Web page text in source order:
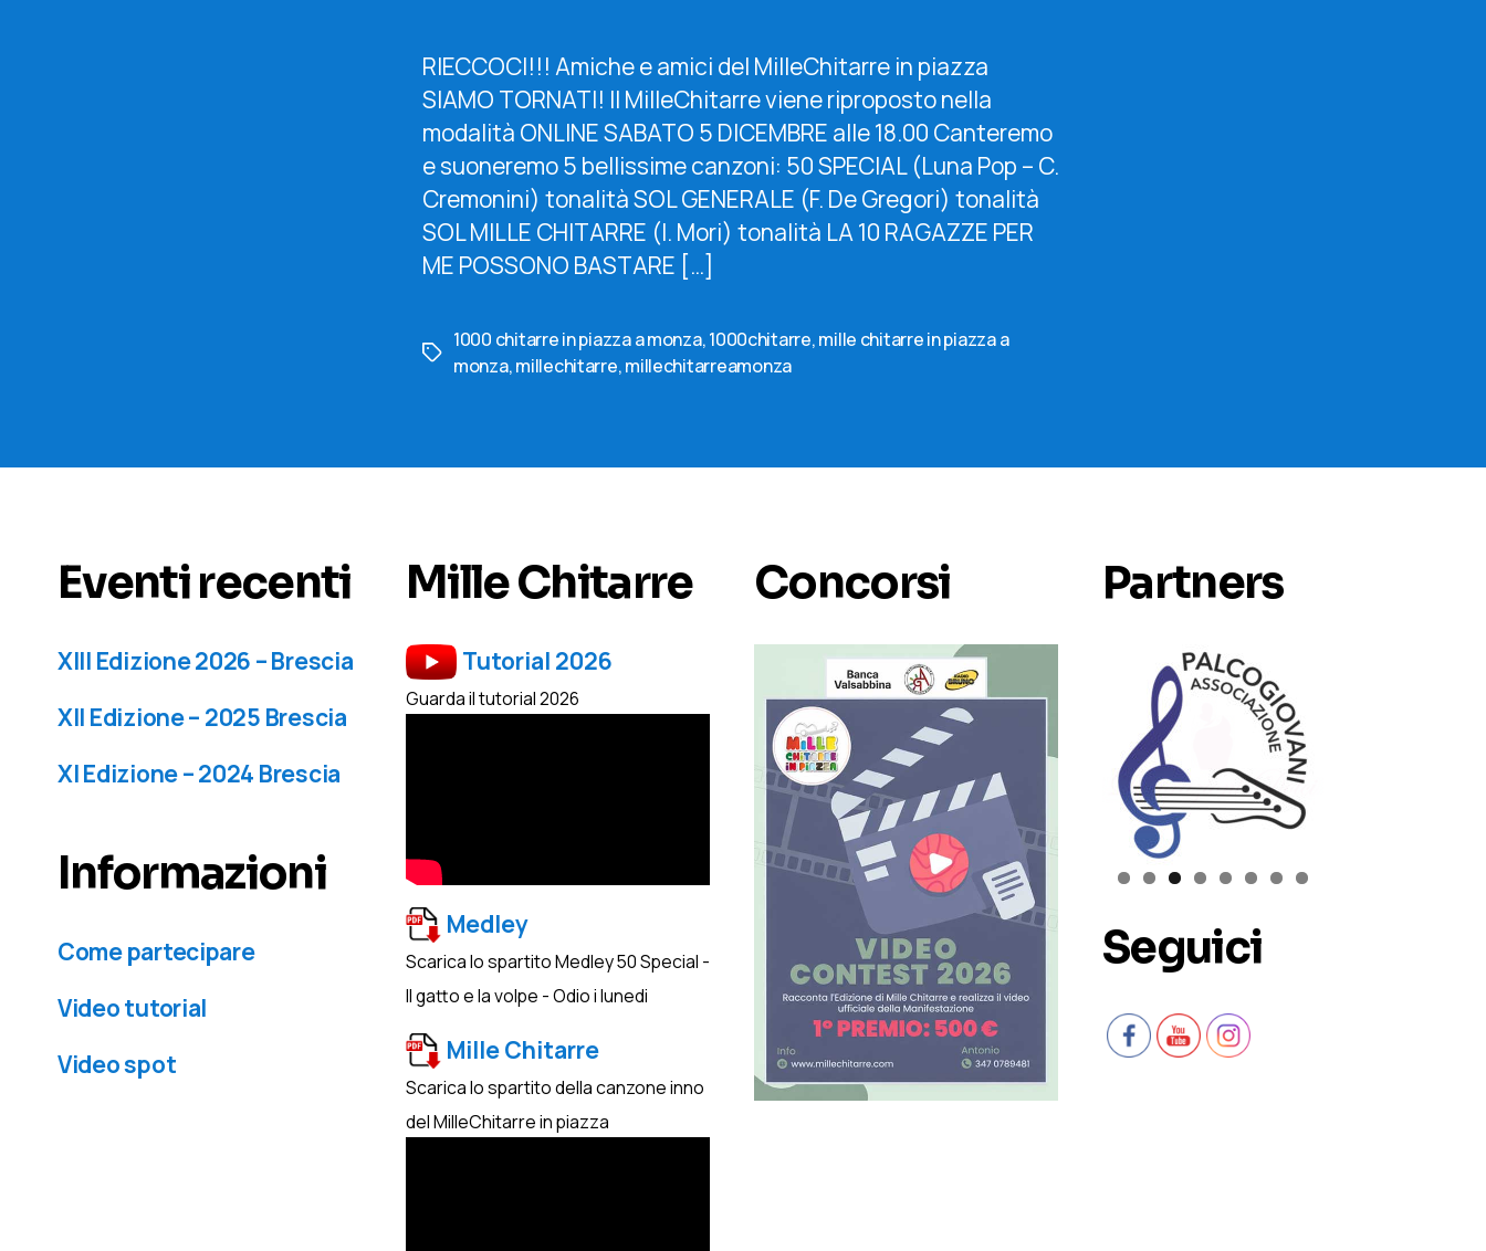
RIECCOCI!!! Amiche e amici del MilleChitarre in piazza
SIAMO TORNATI! Il MilleChitarre viene riproposto nella
modalità ONLINE SABATO 5 DICEMBRE alle 18.00 Canteremo
e suoneremo 5 bellissime canzoni: 50 SPECIAL (Luna Pop – C.
Cremonini) tonalità SOL GENERALE (F. De Gregori) tonalità
SOL MILLE CHITARRE (I. Mori) tonalità LA 10 RAGAZZE PER
ME POSSONO BASTARE […]
Tag
1000 chitarre in piazza a monza,1000chitarre,mille chitarre in piazza a
monza,millechitarre,millechitarreamonza
Eventi recenti
XIII Edizione 2026 – Brescia
XII Edizione – 2025 Brescia
XI Edizione – 2024 Brescia
Informazioni
Come partecipare
Video tutorial
Video spot
Mille Chitarre
Tutorial 2026
Guarda il tutorial 2026
Medley
Scarica lo spartito Medley 50 Special -
Il gatto e la volpe - Odio i lunedi
Mille Chitarre
Scarica lo spartito della canzone inno
del MilleChitarre in piazza
Concorsi Partners
Seguici